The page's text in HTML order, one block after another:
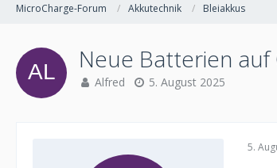
MicroCharge-Forum Akkutechnik Bleiakkus
Neue Batterien
Alfred 5. August 2025
5.